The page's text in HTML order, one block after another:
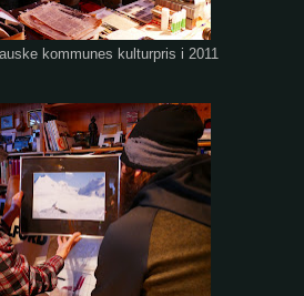
kommunes kulturpris i 2011